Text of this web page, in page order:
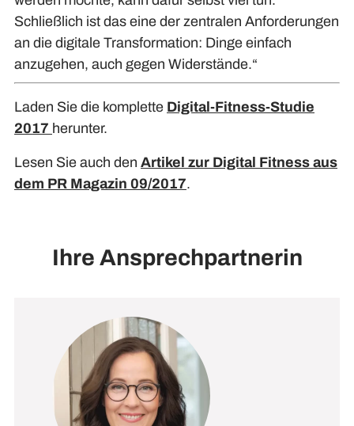
Schließlich ist das eine der zentralen Anforderungen
an die digitale Transformation: Dinge einfach
anzugehen, auch gegen Widerstände.“
Laden Sie die komplette Digital-Fitness-Studie
2017 herunter.
Lesen Sie auch den Artikel zur Digital Fitness aus
dem PR Magazin 09/2017.
Ihre Ansprechpartnerin